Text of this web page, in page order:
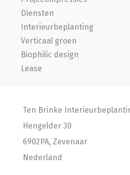
Diensten
Interieurbeplanting
Verticaal groen
Biophilic design
Lease
Ten Brinke
Hengelder 30
6902PA, Zevenaar
Nederland